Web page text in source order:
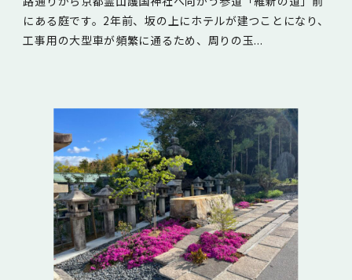
にある庭です。2年前、坂の上にホテルが建つことになり、
工事用の大型車が頻繁に通るため、周りの玉...